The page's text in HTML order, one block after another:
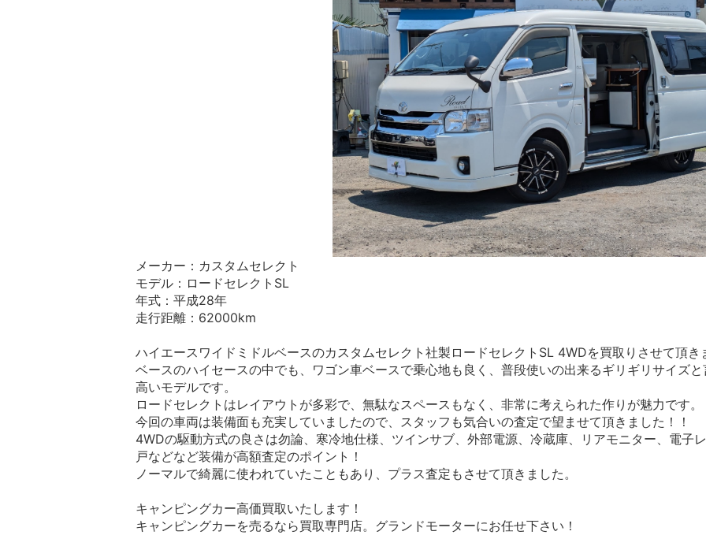
メーカー：カスタムセレクト
モデル：ロードセレクトSL
年式：平成28年
走行距離：62000km
ハイエースワイドミドルベースのカスタムセレクト社製ロードセレクトSL 4WDを買取りさせて頂き
ベースのハイセースの中でも、ワゴン車ベースで乗心地も良く、普段使いの出来るギリギリサイズ
高いモデルです。
ロードセレクトはレイアウトが多彩で、無駄なスペースもなく、非常に考えられた作りが魅力です。
今回の車両は装備面も充実していましたので、スタッフも気合いの査定で望ませて頂きました！！
4WDの駆動方式の良さは勿論、寒冷地仕様、ツインサブ、外部電源、冷蔵庫、リアモニター、電子
戸などなど装備が高額査定のポイント！
ノーマルで綺麗に使われていたこともあり、プラス査定もさせて頂きました。
キャンピングカー高価買取いたします！
キャンピングカーを売るなら買取専門店。グランドモーターにお任せ下さい！